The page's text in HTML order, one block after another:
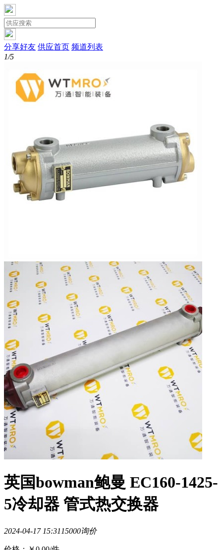
分享好友 供应首页 频道列表
1/5
英国bowman鲍曼 EC160-1425-
5冷却器 管式热交换器
2024-04-17 15:31 15000询价